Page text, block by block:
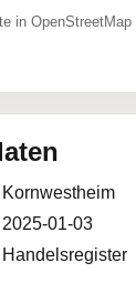
in
Kornwestheim
2025-01-03
Handelsregister